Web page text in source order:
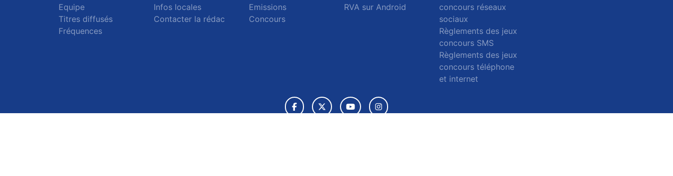
Equipe
Titres diffusés
Fréquences
Infos locales
Contacter la rédac
Emissions
Concours
RVA sur Android
concours réseaux
sociaux
Règlements des jeux
concours SMS
Règlements des jeux
concours téléphone
et internet